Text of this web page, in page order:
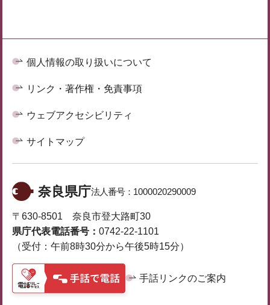
個人情報の取り扱いについて
リンク・著作権・免責事項
ウェブアクセシビリティ
サイトマップ
奈良県庁法人番号： 1000020290009
〒630-8501 奈良市登大路町30
県庁代表電話番号： 0742-22-1101
（受付：午前8時30分から午後5時15分）
手話リンクのご案内